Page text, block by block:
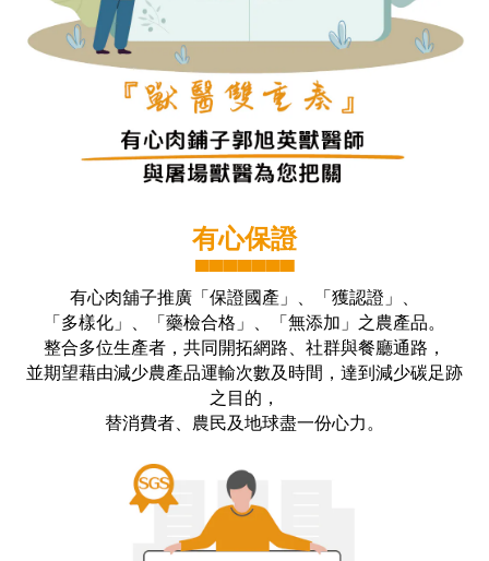
有心保證
▀▀▀▀▀▀▀
有心肉舖子推廣「保證國產」、「獲認證」、
「多樣化」、「藥檢合格」、「無添加」之農產品。
整合多位生產者，共同開拓網路、社群與餐廳通路，
並期望藉由減少農產品運輸次數及時間，達到減少碳足跡
之目的，
替消費者、農民及地球盡一份心力。